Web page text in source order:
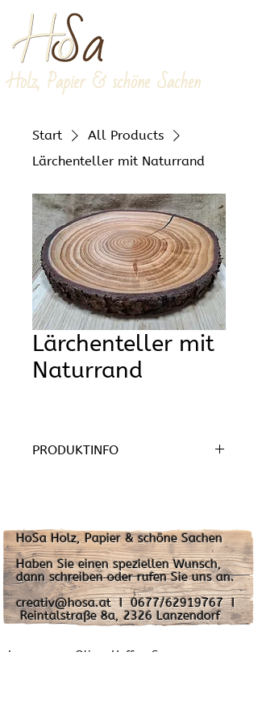
Holz, Papier & schöne Sachen
Start
All Products
Lärchenteller mit Naturrand
Lärchenteller mit
Naturrand
PRODUKTINFO
Höhe:
€
fehlendes folgt in Kürze
HoSa Holz, Papier & schöne Sachen
Haben Sie einen speziellen Wunsch,
dann schreiben oder rufen Sie uns an.
creativ@hosa.at I 0677/62919767 I
Reintalstraße 8a, 2326 Lanzendorf
Impressum: Oliver Hoffer-Sanz